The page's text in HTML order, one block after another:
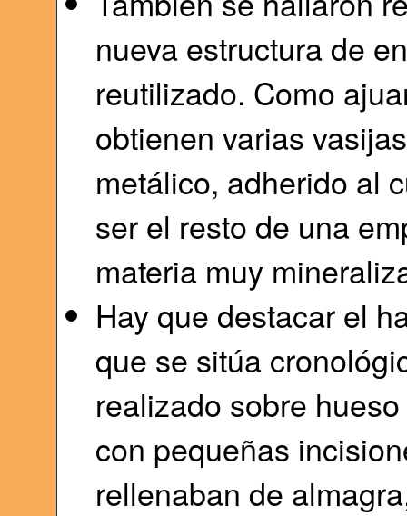
nueva estructura de
reutilizado. Como
obtienen varias
metálico, adherido al
ser el resto de una
materia muy
Hay que destacar el
que se sitúa
realizado sobre
con pequeñas
rellenaban de